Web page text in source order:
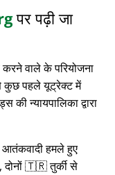
पर पढ़ी जा
वाले के परियोजना
कुछ पहले यूट्रेक्ट में
न्यायपालिका द्वारा
हमले हुए
दोनों 🇹🇷 तुर्की से